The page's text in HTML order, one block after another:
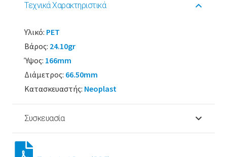
Τεχνικά Χαρακτηριστικά
Υλικό: PET
Βάρος: 24.10gr
Ύψος: 166mm
Διάμετρος: 66.50mm
Κατασκευαστής: Neoplast
Συσκευασία